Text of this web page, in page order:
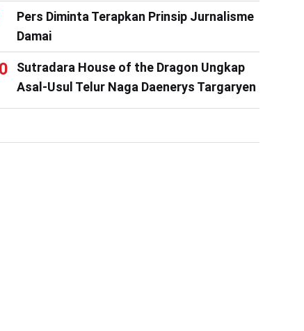
Pers Diminta Terapkan Prinsip Jurnalisme
Damai
Sutradara House of the Dragon Ungkap
Asal-Usul Telur Naga Daenerys Targaryen